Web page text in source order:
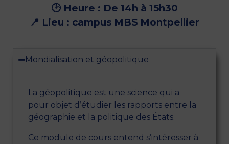
🕑 Heure : De 14h à 15h30
📍 Lieu : campus MBS Montpellier
Mondialisation et géopolitique
La géopolitique est une science qui a
pour objet d’étudier les rapports entre la
géographie et la politique des États.
Ce module de cours entend s’intéresser à